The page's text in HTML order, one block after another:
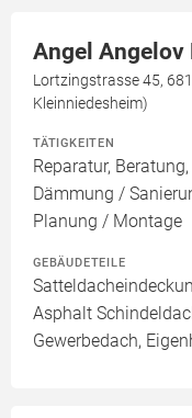
Angel Angelov
Lortzingstrasse 45,
Kleinniedesheim)
TÄTIGKEITEN
Reparatur,
Dämmung /
Planung / Montage
GEBÄUDETEILE
Asphalt
Gewerbedach,